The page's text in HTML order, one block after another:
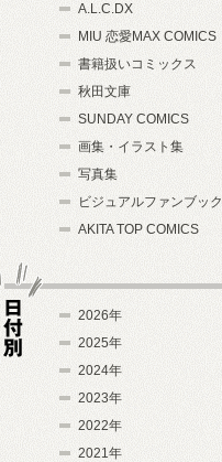
A.L.C.DX
MIU 恋愛MAX COMICS
書籍扱いコミックス
秋田文庫
SUNDAY COMICS
画集・イラスト集
写真集
ビジュアルファンブック
AKITA TOP COMICS
2026年
2025年
2024年
2023年
2022年
2021年